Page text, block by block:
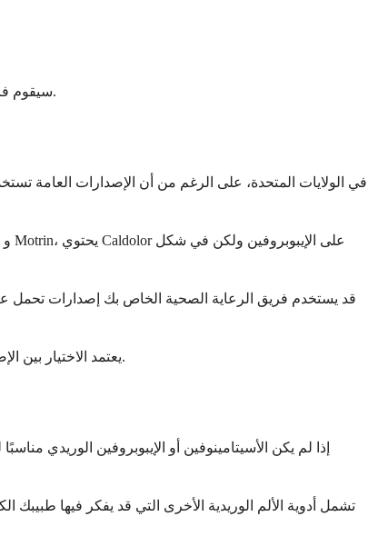
سيقوم فريق الرعاية الصحية الخاص بك بموازنة الفوائد والمخاطر لحالتك المحددة، وربما يختار استراتيجيات بديلة لإدارة الألم إذا لم تكن هذه الأدوية مناسبة لك.
قد يستخدم فريق الرعاية الصحية الخاص بك إصدارات تحمل
يعتمد الاختيار بين الإصدارات التي تحمل علامات تجارية والإصدارات العامة عادةً على تفضيلات صيدلية المستشفى الخاصة بك ولا يؤثر على جودة أو فعالية علاج إدارة الألم.
إذا لم يكن الأسيتامينوفين أو الإيبوبروفين الوريدي
تشمل أدوية الألم الوريدية الأخرى التي قد يفكر فيها طبيبك